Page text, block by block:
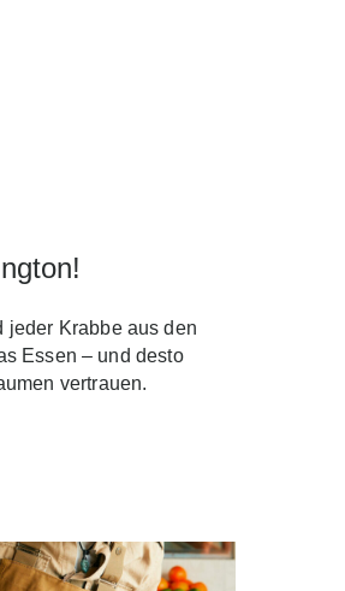
jeder Krabbe aus den
Essen – und desto
vertrauen.